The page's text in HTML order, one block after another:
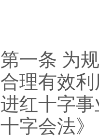
第一条 为
合理有效
进红十字
十字会法